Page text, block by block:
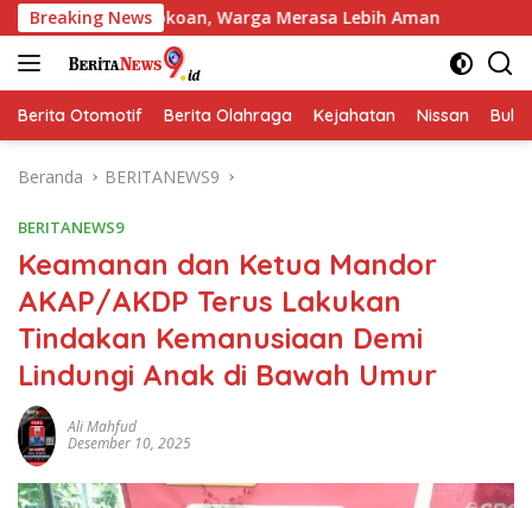
Langsung
ke
konten
Breaking News
Warga Merasa Lebih Aman Polres Jombang
Berita Otomotif Berita Olahraga Kejahatan Nissan
Beranda BERITANEWS9
BERITANEWS9
Keamanan dan Ketua Mandor
AKAP/AKDP Terus Lakukan
Tindakan Kemanusiaan Demi
Lindungi Anak di Bawah Umur
Ali Mahfud
Desember 10, 2025